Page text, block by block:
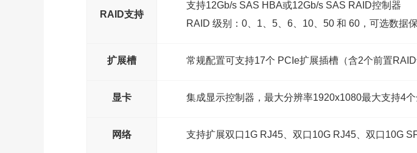
RAID支持
支持12Gb/s SAS HBA或12Gb/s SAS RAID控制器
RAID 级别：0、1、5、6、10、50 和 60，可选数据
扩展槽 常规配置可支持17个 PCIe扩展插槽（含2个前置
显卡 集成显示控制器，最大分辨率1920x1080最大支持4
网络 支持扩展双口1G RJ45、双口10G RJ45、双口10G